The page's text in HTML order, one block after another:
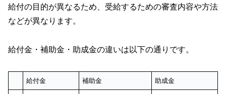
給付の目的が異なるため、受給するための審査内容や方法
などが異なります。
給付金・補助金・助成金の違いは以下の通りです。
給付金 補助金 助成金